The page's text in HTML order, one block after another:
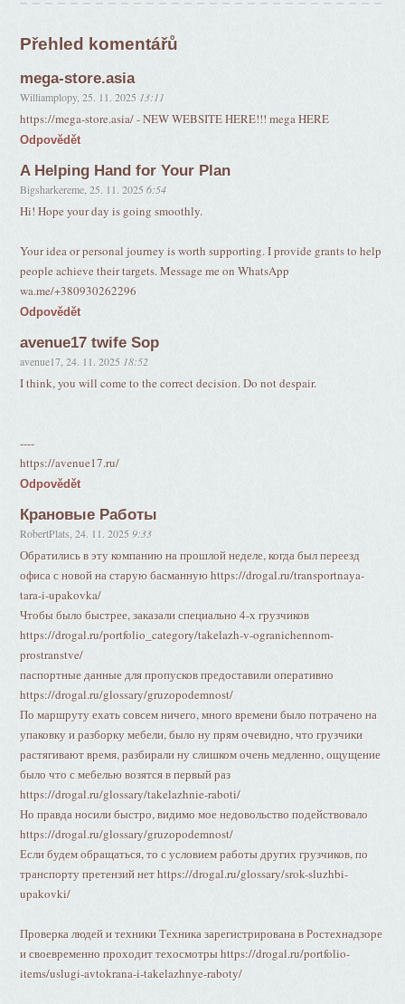
Přehled komentářů
mega-store.asia
Williamplopy,25. 11. 2025 13:11
https://mega-store.asia/ - NEW WEBSITE HERE!!! mega HERE
Odpovědět
A Helping Hand for Your Plan
Bigsharkereme ,25. 11. 2025 6:54
Hi! Hope your day is going smoothly.
Your idea or personal journey is worth supporting. I provide grants to help
people achieve their targets. Message me on WhatsApp
wa.me/+380930262296
Odpovědět
avenue17 twife Sop
avenue17 ,24. 11. 2025 18:52
I think, you will come to the correct decision. Do not despair.
----
https://avenue17.ru/
Odpovědět
Крановые Работы
RobertPlats ,24. 11. 2025 9:33
Обратились в эту компанию на прошлой неделе, когда был переезд
офиса с новой на старую басманную https://drogal.ru/transportnaya-
tara-i-upakovka/
Чтобы было быстрее, заказали специально 4-х грузчиков
https://drogal.ru/portfolio_category/takelazh-v-ogranichennom-
prostranstve/
паспортные данные для пропусков предоставили оперативно
https://drogal.ru/glossary/gruzopodemnost/
По маршруту ехать совсем ничего, много времени было потрачено на
упаковку и разборку мебели, было ну прям очевидно, что грузчики
растягивают время, разбирали ну слишком очень медленно, ощущение
было что с мебелью возятся в первый раз
https://drogal.ru/glossary/takelazhnie-raboti/
Но правда носили быстро, видимо мое недовольство подействовало
https://drogal.ru/glossary/gruzopodemnost/
Если будем обращаться, то с условием работы других грузчиков, по
транспорту претензий нет https://drogal.ru/glossary/srok-sluzhbi-
upakovki/
Проверка людей и техники Техника зарегистрирована в Ростехнадзоре
и своевременно проходит техосмотры https://drogal.ru/portfolio-
items/uslugi-avtokrana-i-takelazhnye-raboty/